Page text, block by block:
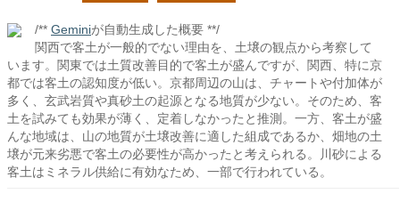
/** Geminiが自動生成した概要 **/
関西で客土が一般的でない理由を、土壌の観点から考察して
います。関東では土質改善目的で客土が盛んですが、関西、特に京
都では客土の認知度が低い。京都周辺の山は、チャートや付加体が
多く、玄武岩質や真砂土の起源となる地質が少ない。そのため、客
土を試みても効果が薄く、定着しなかったと推測。一方、客土が盛
んな地域は、山の地質が土壌改善に適した組成であるか、畑地の土
壌が元来劣悪で客土の必要性が高かったと考えられる。川砂による
客土はミネラル供給に有効なため、一部で行われている。